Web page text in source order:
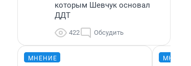
которым Шевчук основал
ДДТ
422 Обсудить
МНЕНИЕ